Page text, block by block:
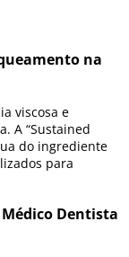
na
viscosa e
A “Sustained
do ingrediente
para
Dentista